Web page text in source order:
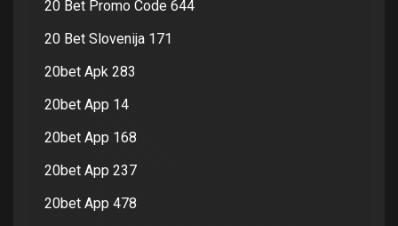
20 Bet Promo Code 644
20 Bet Slovenija 171
20bet Apk 283
20bet App 14
20bet App 168
20bet App 237
20bet App 478